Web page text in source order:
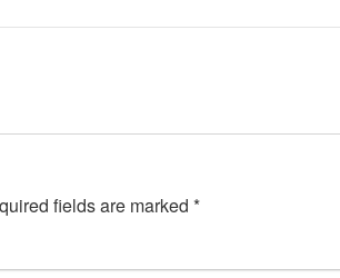
fields are marked *